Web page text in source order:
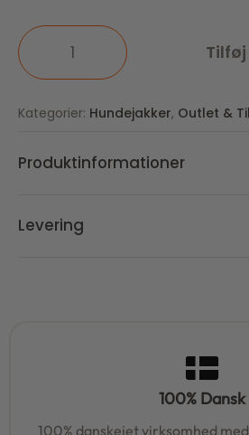
Kategorier: Hundejakker, Outlet &
Produktinformationer
Levering
100% Dansk
100% danskejet virksomhed